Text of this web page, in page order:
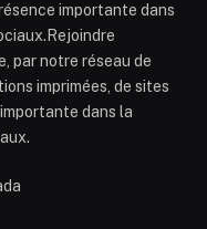
importante dans
par notre réseau de
imprimées, de sites
dans la